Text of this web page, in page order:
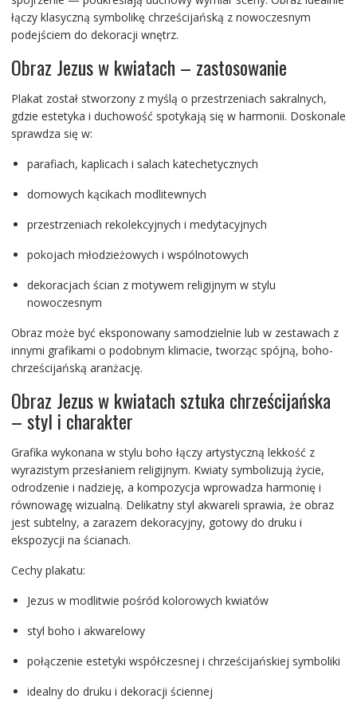
łączy klasyczną symbolikę chrześcijańską z nowoczesnym
podejściem do dekoracji wnętrz.
Obraz Jezus w kwiatach – zastosowanie
Plakat został stworzony z myślą o przestrzeniach sakralnych,
gdzie estetyka i duchowość spotykają się w harmonii. Doskonale
sprawdza się w:
parafiach, kaplicach i salach katechetycznych
domowych kącikach modlitewnych
przestrzeniach rekolekcyjnych i medytacyjnych
pokojach młodzieżowych i wspólnotowych
dekoracjach ścian z motywem religijnym w stylu
nowoczesnym
Obraz może być eksponowany samodzielnie lub w zestawach z
innymi grafikami o podobnym klimacie, tworząc spójną, boho-
chrześcijańską aranżację.
Obraz Jezus w kwiatach sztuka chrześcijańska
– styl i charakter
Grafika wykonana w stylu boho łączy artystyczną lekkość z
wyrazistym przesłaniem religijnym. Kwiaty symbolizują życie,
odrodzenie i nadzieję, a kompozycja wprowadza harmonię i
równowagę wizualną. Delikatny styl akwareli sprawia, że obraz
jest subtelny, a zarazem dekoracyjny, gotowy do druku i
ekspozycji na ścianach.
Cechy plakatu:
Jezus w modlitwie pośród kolorowych kwiatów
styl boho i akwarelowy
połączenie estetyki współczesnej i chrześcijańskiej symboliki
idealny do druku i dekoracji ściennej